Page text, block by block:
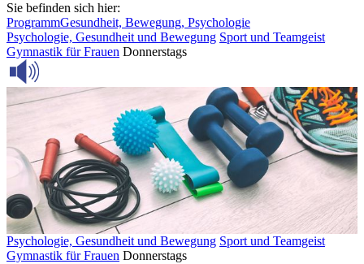
Sie befinden sich hier:
ProgrammGesundheit, Bewegung, Psychologie
Psychologie, Gesundheit und Bewegung Sport und Teamgeist
Gymnastik für Frauen Donnerstags
Psychologie, Gesundheit und Bewegung Sport und Teamgeist
Gymnastik für Frauen Donnerstags